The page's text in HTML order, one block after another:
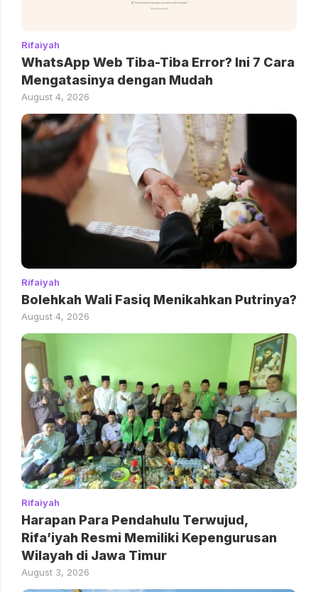
Rifaiyah
WhatsApp Web Tiba-Tiba Error? Ini 7 Cara
Mengatasinya dengan Mudah
August 4, 2026
Rifaiyah
Bolehkah Wali Fasiq Menikahkan Putrinya?
August 4, 2026
Rifaiyah
Harapan Para Pendahulu Terwujud,
Rifa’iyah Resmi Memiliki Kepengurusan
Wilayah di Jawa Timur
August 3, 2026